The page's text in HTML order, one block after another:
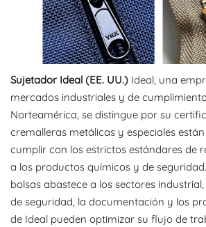
Sujetador Ideal (EE. UU.) Ideal, una
mercados industriales y de
Norteamérica, se distingue por su
cremalleras metálicas y especiales
cumplir con los estrictos estándares de
a los productos químicos y de
bolsas abastece a los sectores
de seguridad, la documentación y los
de Ideal pueden optimizar su flujo de